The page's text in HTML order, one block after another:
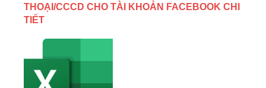
THOẠI/CCCD CHO TÀI KHOẢN FACEBOOK CHI
TIẾT